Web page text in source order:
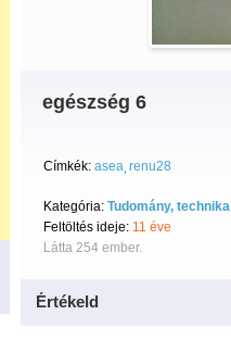
egészség 6
Címkék: asea renu28
Kategória: Tudomány, technika
Feltöltés ideje: 11 éve
Látta 254 ember.
Értékeld